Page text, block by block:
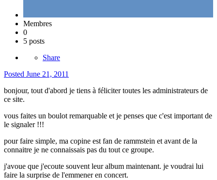
Membres
0
5 posts
Share
Posted June 21, 2011
bonjour, tout d'abord je tiens à féliciter toutes les administrateurs de
ce site.
vous faites un boulot remarquable et je penses que c'est important de
le signaler !!!
pour faire simple, ma copine est fan de rammstein et avant de la
connaitre je ne connaissais pas du tout ce groupe.
j'avoue que j'ecoute souvent leur album maintenant. je voudrai lui
faire la surprise de l'emmener en concert.